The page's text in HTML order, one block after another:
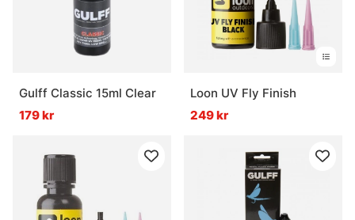
När ska man välja epoxy i stället för superlim?
Gulff Classic 15ml Clear
179 kr
Loon UV Fly Finish
249 kr